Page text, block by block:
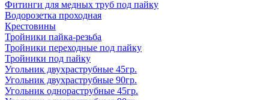
Фитинги для медных труб под пайку
Водорозетка проходная
Крестовины
Тройники пайка-резьба
Тройники переходные под пайку
Тройники под пайку
Угольник двухраструбные 45гр.
Угольник двухраструбные 90гр.
Угольник однораструбные 45гр.